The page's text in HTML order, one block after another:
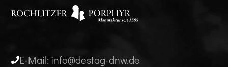
E-Mail: info@destag-dnw.de